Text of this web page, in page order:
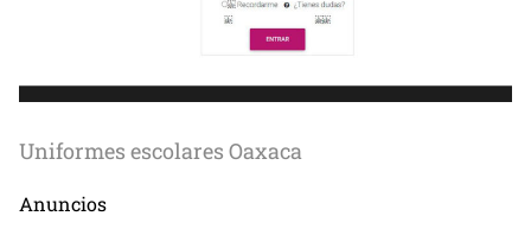
Uniformes escolares Oaxaca
Anuncios